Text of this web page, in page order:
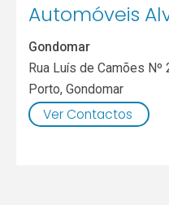
Automóveis
Gondomar
Rua Luís de Camões Nº
Porto,Gondomar
Ver Contactos